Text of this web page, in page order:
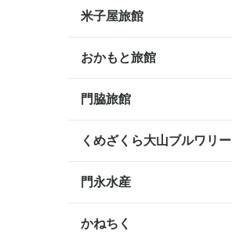
米子屋旅館
おかもと旅館
門脇旅館
くめざくら大山ブルワリー
門永水産
かねちく